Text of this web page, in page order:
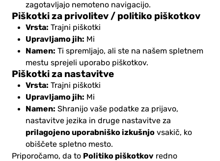
zagotavljajo nemoteno navigacijo.
Piškotki za privolitev / politiko piškotkov
Vrsta: Trajni piškotki
Upravljamo jih: Mi
Namen: Ti spremljajo, ali ste na našem spletnem
mestu sprejeli uporabo piškotkov.
Piškotki za nastavitve
Vrsta: Trajni piškotki
Upravljamo jih: Mi
Namen: Shranijo vaše podatke za prijavo,
nastavitve jezika in druge nastavitve za
prilagojeno uporabniško izkušnjo vsakič, ko
obiščete spletno mesto.
Priporočamo, da to Politiko piškotkov redno